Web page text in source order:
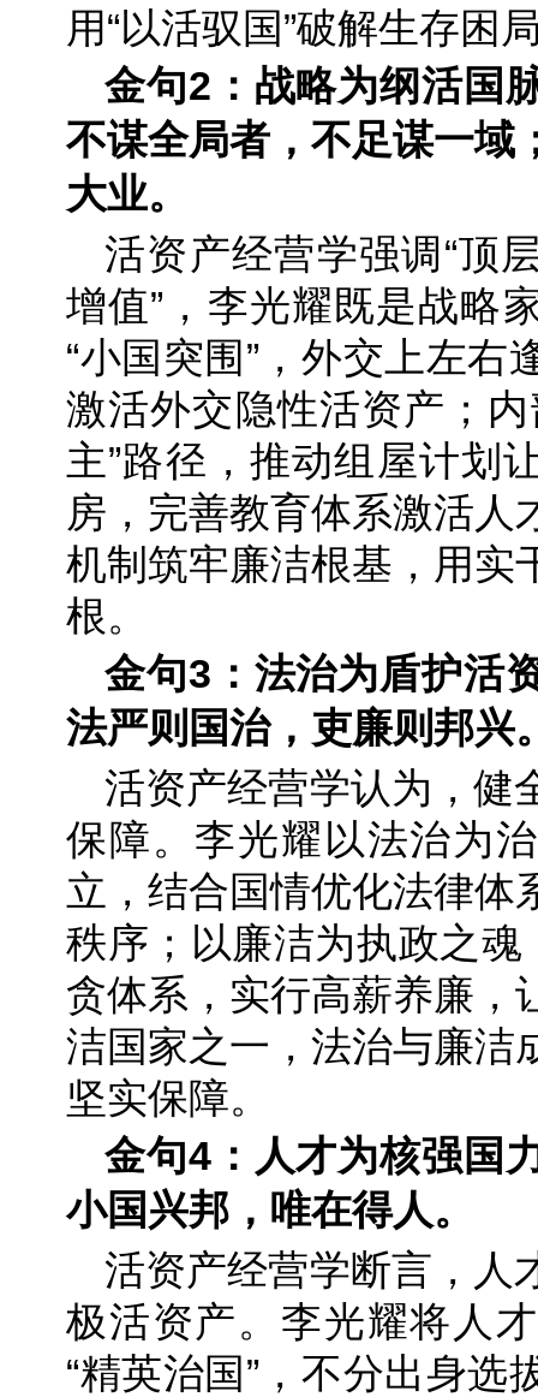
用“以活驭国”破解生存困
金句2：战略为纲活国
不谋全局者，不足谋一域
大业。
活资产经营学强调“顶
增值”，李光耀既是战略
“小国突围”，外交上左右
激活外交隐性活资产；
主”路径，推动组屋计划
房，完善教育体系激活人
机制筑牢廉洁根基，用实
根。
金句3：法治为盾护活
法严则国治，吏廉则邦兴
活资产经营学认为，健
保障。李光耀以法治为
立，结合国情优化法律体
秩序；以廉洁为执政之魂
贪体系，实行高薪养廉，
洁国家之一，法治与廉洁
坚实保障。
金句4：人才为核强国
小国兴邦，唯在得人。
活资产经营学断言，人
极活资产。李光耀将人
“精英治国”，不分出身选